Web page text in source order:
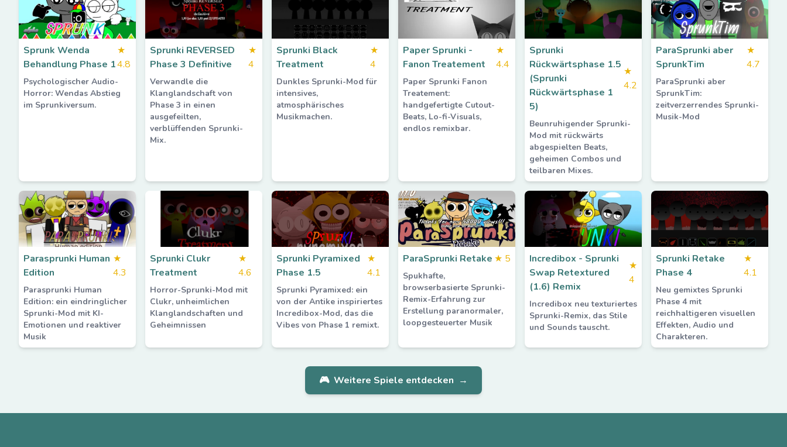
Sprunk Wenda
Behandlung Phase 1
★
4.8
Psychologischer Audio-
Horror: Wendas Abstieg
im Sprunkiversum.
Sprunki REVERSED
Phase 3 Definitive
★
4
Verwandle die
Klanglandschaft von
Phase 3 in einen
ausgefeilten,
verblüffenden Sprunki-
Mix.
Sprunki Black
Treatment
★
4
Dunkles Sprunki-Mod für
intensives,
atmosphärisches
Musikmachen.
Paper Sprunki -
Fanon Treatement
★
4.4
Paper Sprunki Fanon
Treatement:
handgefertigte Cutout-
Beats, Lo-fi-Visuals,
endlos remixbar.
Sprunki
Rückwärtsphase 1.5
(Sprunki
Rückwärtsphase 1
5)
★
4.2
Beunruhigender Sprunki-
Mod mit rückwärts
abgespielten Beats,
geheimen Combos und
teilbaren Mixes.
ParaSprunki aber
SprunkTim
★
4.7
ParaSprunki aber
SprunkTim:
zeitverzerrendes Sprunki-
Musik-Mod
Parasprunki Human
Edition
★
4.3
Parasprunki Human
Edition: ein eindringlicher
Sprunki-Mod mit KI-
Emotionen und reaktiver
Musik
Sprunki Clukr
Treatment
★
4.6
Horror-Sprunki-Mod mit
Clukr, unheimlichen
Klanglandschaften und
Geheimnissen
Sprunki Pyramixed
Phase 1.5
★
4.1
Sprunki Pyramixed: ein
von der Antike inspiriertes
Incredibox-Mod, das die
Vibes von Phase 1 remixt.
ParaSprunki Retake ★ 5
Spukhafte,
browserbasierte Sprunki-
Remix-Erfahrung zur
Erstellung paranormaler,
loopgesteuerter Musik
Incredibox - Sprunki
Swap Retextured
(1.6) Remix
★
4
Incredibox neu texturiertes
Sprunki-Remix, das Stile
und Sounds tauscht.
Sprunki Retake
Phase 4
★
4.1
Neu gemixtes Sprunki
Phase 4 mit
reichhaltigeren visuellen
Effekten, Audio und
Charakteren.
🎮 Weitere Spiele entdecken →